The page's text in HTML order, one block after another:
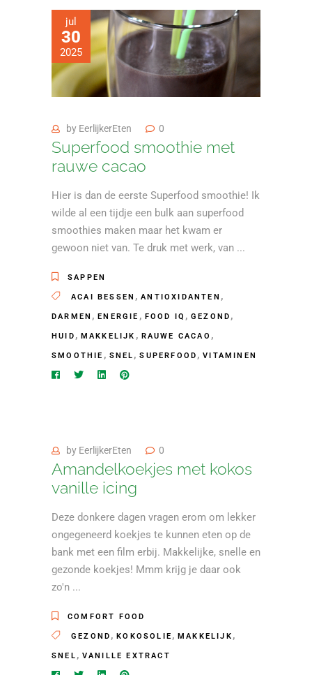
jul
30
2025
by EerlijkerEten 0
Superfood smoothie met
rauwe cacao
Hier is dan de eerste Superfood smoothie! Ik
wilde al een tijdje een bulk aan superfood
smoothies maken maar het kwam er
gewoon niet van. Te druk met werk, van
SAPPEN
ACAI BESSEN ,ANTIOXIDANTEN ,
DARMEN ,ENERGIE , FOOD IQ ,GEZOND ,
HUID , MAKKELIJK , RAUWE CACAO ,
SMOOTHIE , SNEL ,SUPERFOOD ,VITAMINEN
by EerlijkerEten 0
Amandelkoekjes met kokos
vanille icing
Deze donkere dagen vragen erom om lekker
ongegeneerd koekjes te kunnen eten op de
bank met een film erbij. Makkelijke, snelle en
gezonde koekjes! Mmm krijg je daar ook
zo'n
COMFORT FOOD
GEZOND ,KOKOSOLIE ,MAKKELIJK ,
SNEL , VANILLE EXTRACT